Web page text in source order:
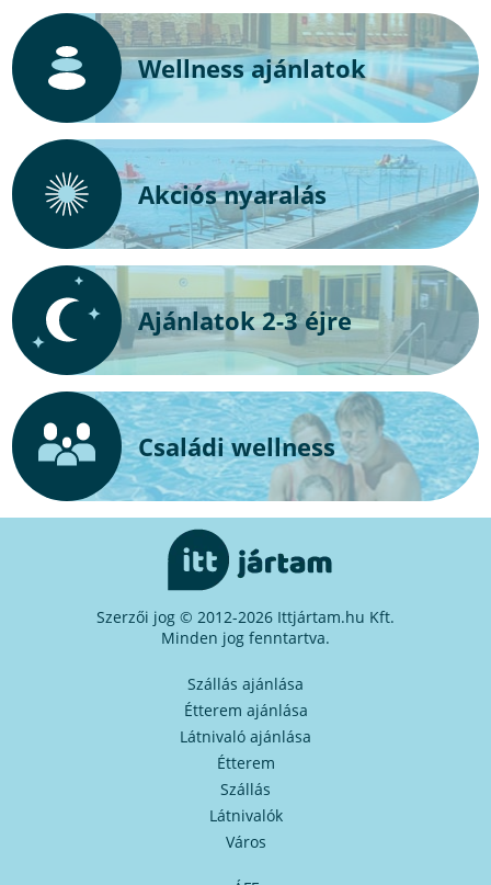
Wellness ajánlatok
Akciós nyaralás
Ajánlatok 2-3 éjre
Családi wellness
Szerzői jog © 2012-2026 Ittjártam.hu Kft.
Minden jog fenntartva.
Szállás ajánlása
Étterem ajánlása
Látnivaló ajánlása
Étterem
Szállás
Látnivalók
Város